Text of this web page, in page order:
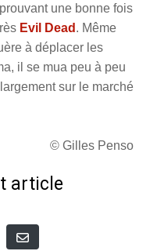
une bonne fois
Evil Dead . Même
à déplacer les
il se mua peu à peu
sur le marché
© Gilles Penso
article